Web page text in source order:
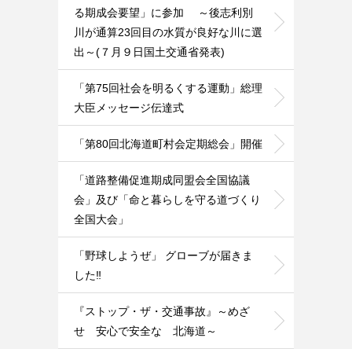
る期成会要望」に参加 ～後志利別
川が通算23回目の水質が良好な川に選
出～(７月９日国土交通省発表)
「第75回社会を明るくする運動」総理
大臣メッセージ伝達式
「第80回北海道町村会定期総会」開催
「道路整備促進期成同盟会全国協議
会」及び「命と暮らしを守る道づくり
全国大会」
「野球しようぜ」 グローブが届きま
した‼️
『ストップ・ザ・交通事故』～めざ
せ 安心で安全な 北海道～